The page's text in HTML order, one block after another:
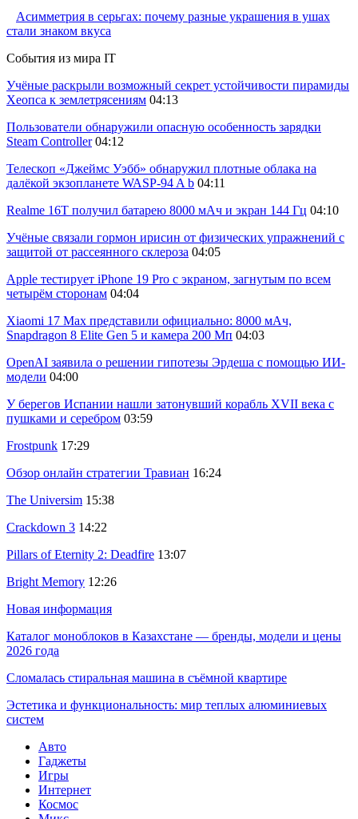
Асимметрия в серьгах: почему разные украшения в ушах
стали знаком вкуса
События из мира IT
Учёные раскрыли возможный секрет устойчивости пирамиды
Хеопса к землетрясениям 04:13
Пользователи обнаружили опасную особенность зарядки
Steam Controller 04:12
Телескоп «Джеймс Уэбб» обнаружил плотные облака на
далёкой экзопланете WASP-94 A b 04:11
Realme 16T получил батарею 8000 мАч и экран 144 Гц 04:10
Учёные связали гормон ирисин от физических упражнений с
защитой от рассеянного склероза 04:05
Apple тестирует iPhone 19 Pro с экраном, загнутым по всем
четырём сторонам 04:04
Xiaomi 17 Max представили официально: 8000 мАч,
Snapdragon 8 Elite Gen 5 и камера 200 Мп 04:03
OpenAI заявила о решении гипотезы Эрдеша с помощью ИИ-
модели 04:00
У берегов Испании нашли затонувший корабль XVII века с
пушками и серебром 03:59
Frostpunk 17:29
Обзор онлайн стратегии Травиан 16:24
The Universim 15:38
Crackdown 3 14:22
Pillars of Eternity 2: Deadfire 13:07
Bright Memory 12:26
Новая информация
Каталог моноблоков в Казахстане — бренды, модели и цены
2026 года
Сломалась стиральная машина в съёмной квартире
Эстетика и функциональность: мир теплых алюминиевых
систем
Авто
Гаджеты
Игры
Интернет
Космос